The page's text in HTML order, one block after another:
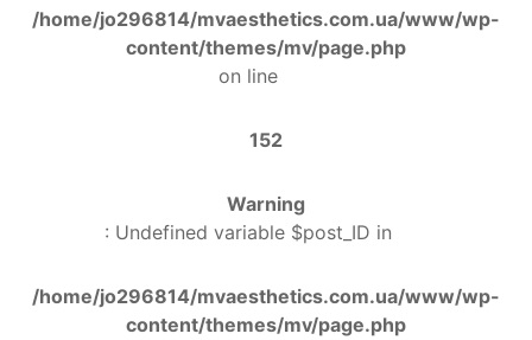
/home/jo296814/mvaesthetics.com.ua/www/wp-
content/themes/mv/page.php
on line
152
Warning
: Undefined variable $post_ID in
/home/jo296814/mvaesthetics.com.ua/www/wp-
content/themes/mv/page.php